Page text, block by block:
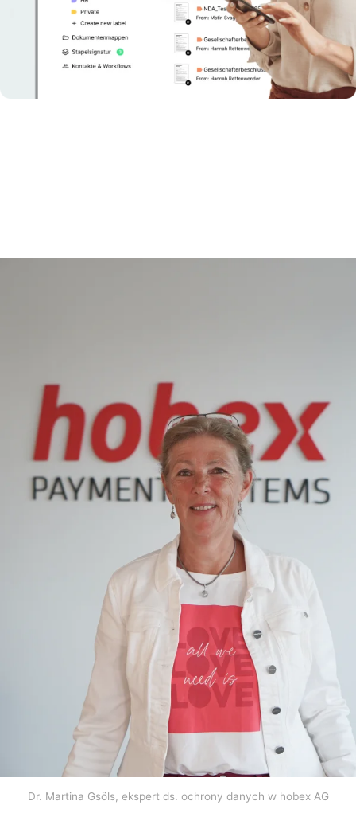
Dr. Martina Gsöls, ekspert ds. ochrony danych w hobex AG